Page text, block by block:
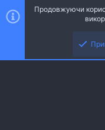
Ніч
Українська (UA)
S
Продовжуючи